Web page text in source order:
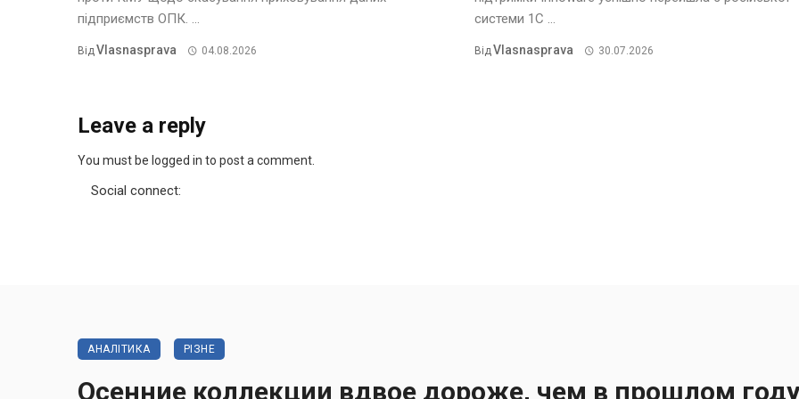
підприємств ОПК. ...
Від Vlasnasprava 04.08.2026
системи 1С ...
Від Vlasnasprava 30.07.2026
Leave a reply
You must be logged in to post a comment.
Social connect:
АНАЛІТИКА РІЗНЕ
Осенние коллекции вдвое дороже, чем в прошлом году